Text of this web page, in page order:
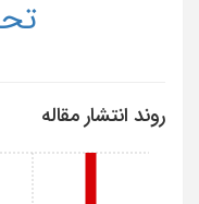
روند انتشار مقاله